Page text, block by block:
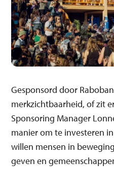
Gesponsord door
merkzichtbaarheid, of zit
Sponsoring Manager
manier om te investeren
willen mensen in
geven en